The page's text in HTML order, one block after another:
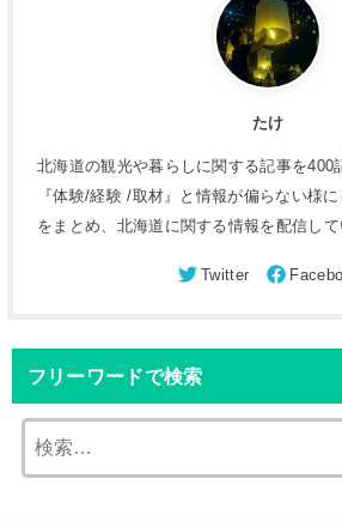
たけ
北海道の観光や暮らしに関する記事を400
『体験/経験 /取材』と情報が偏らない様
をまとめ、北海道に関する情報を配信して
フリーワードで検索
索